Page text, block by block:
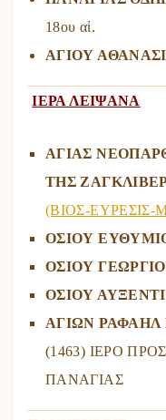
18ου αἰ.
ΑΓΙΟΥ
ΙΕΡΑ ΛΕΙΨΑΝΑ
ΑΓΙΑΣ
ΤΗΣ
(ΒΙΟΣ-
ΟΣΙΟΥ
ΟΣΙΟΥ
ΟΣΙΟΥ
ΑΓΙΩΝ ΡΑΦΑΗΛ
(1463) ΙΕΡΟ
ΠΑΝΑΓΙΑΣ